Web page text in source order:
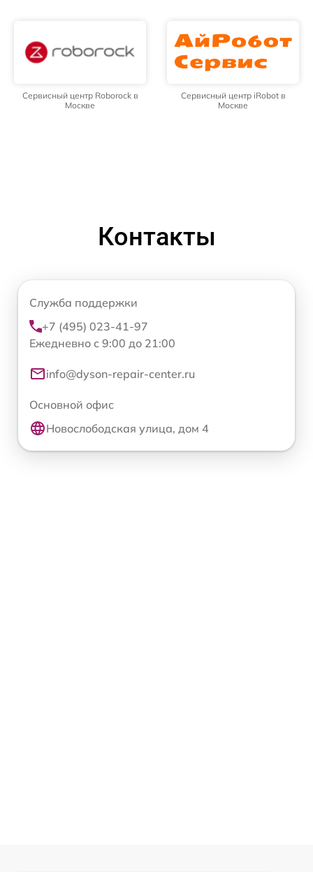
Сервисный центр Roborock в
Москве
Сервисный центр iRobot в
Москве
Контакты
Служба поддержки
+7 (495) 023-41-97
Ежедневно с 9:00 до 21:00
info@dyson-repair-center.ru
Основной офис
Новослободская улица, дом 4